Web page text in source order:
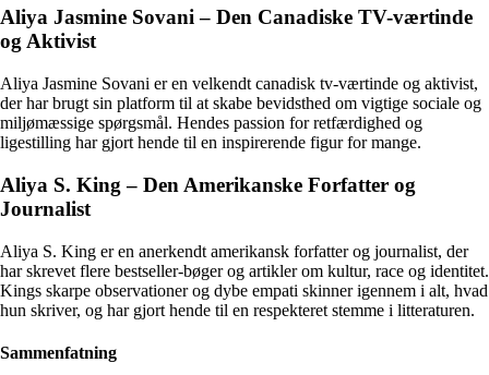
Aliya Jasmine Sovani – Den Canadiske TV-værtinde
og Aktivist
Aliya Jasmine Sovani er en velkendt canadisk tv-værtinde og aktivist,
der har brugt sin platform til at skabe bevidsthed om vigtige sociale og
miljømæssige spørgsmål. Hendes passion for retfærdighed og
ligestilling har gjort hende til en inspirerende figur for mange.
Aliya S. King – Den Amerikanske Forfatter og
Journalist
Aliya S. King er en anerkendt amerikansk forfatter og journalist, der
har skrevet flere bestseller-bøger og artikler om kultur, race og identitet.
Kings skarpe observationer og dybe empati skinner igennem i alt, hvad
hun skriver, og har gjort hende til en respekteret stemme i litteraturen.
Sammenfatning